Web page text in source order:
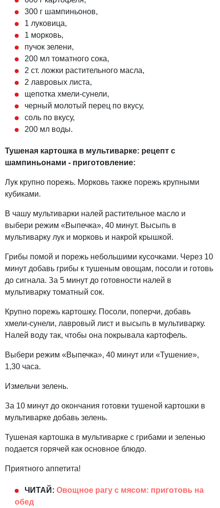
300 г шампиньонов,
1 луковица,
1 морковь,
пучок зелени,
200 мл томатного сока,
2 ст. ложки растительного масла,
2 лавровых листа,
щепотка хмели-сунели,
черный молотый перец по вкусу,
соль по вкусу,
200 мл воды.
Тушеная картошка в мультиварке: рецепт с
шампиньонами - приготовление:
Лук крупно порежь. Морковь также порежь крупными
кубиками.
В чашу мультиварки налей растительное масло и
выбери режим «Выпечка», 40 минут. Высыпь в
мультиварку лук и морковь и накрой крышкой.
Грибы помой и порежь небольшими кусочками. Через 10
минут добавь грибы к тушеным овощам, посоли и готовь
до сигнала. За 5 минут до готовности налей в
мультиварку томатный сок.
Крупно порежь картошку. Посоли, поперчи, добавь
хмели-сунели, лавровый лист и высыпь в мультиварку.
Налей воду так, чтобы она покрывала картофель.
Выбери режим «Выпечка», 40 минут или «Тушение»,
1,30 часа.
Измельчи зелень.
За 10 минут до окончания готовки тушеной картошки в
мультиварке добавь зелень.
Тушеная картошка в мультиварке с грибами и зеленью
подается горячей как основное блюдо.
Приятного аппетита!
ЧИТАЙ: Овощное рагу с мясом: приготовь на
обед